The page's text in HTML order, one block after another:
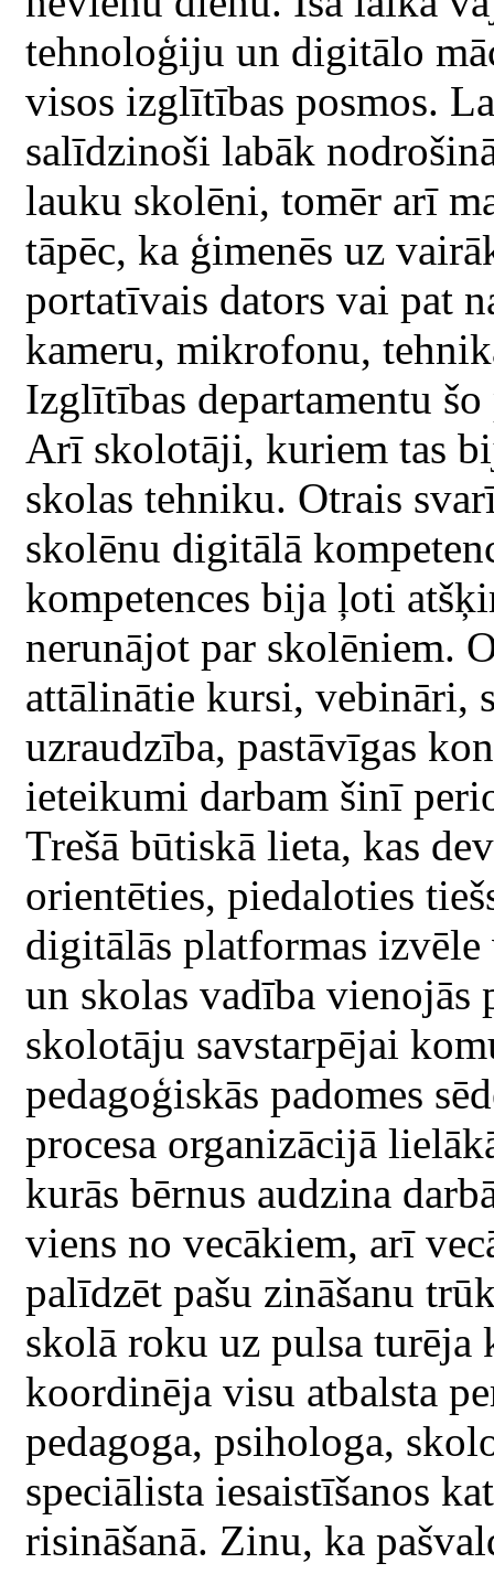
tehnoloģiju un digitālo
visos izglītības posmos.
salīdzinoši labāk
lauku skolēni, tomēr arī
tāpēc, ka ģimenēs uz
portatīvais dators vai pat
kameru, mikrofonu,
Izglītības departamentu
Arī skolotāji, kuriem tas
skolas tehniku. Otrais
skolēnu digitālā
kompetences bija ļoti
nerunājot par skolēniem.
attālinātie kursi, vebināri,
uzraudzība, pastāvīgas
ieteikumi darbam šinī
Trešā būtiskā lieta, kas
orientēties, piedaloties
digitālās platformas
un skolas vadība vienojās
skolotāju savstarpējai
pedagoģiskās padomes
procesa organizācijā
kurās bērnus audzina
viens no vecākiem, arī
palīdzēt pašu zināšanu
skolā roku uz pulsa
koordinēja visu atbalsta
pedagoga, psihologa,
speciālista iesaistīšanos
risināšanā. Zinu, ka